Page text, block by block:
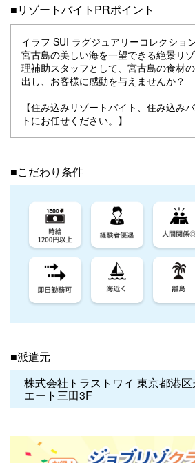
■リゾートバイトPRポイント
イラフ SUI ラグジュアリーコレクショ
宮古島の美しい海を一望できる絶景リ
理補助スタッフとして、宮古島の食材
出し、お客様に感動を与えませんか？
【住み込みリゾートバイト、住み込み
トにお任せください。】
■こだわり条件
■派遣元
株式会社トラストワイ 東京都港
エート三田3F